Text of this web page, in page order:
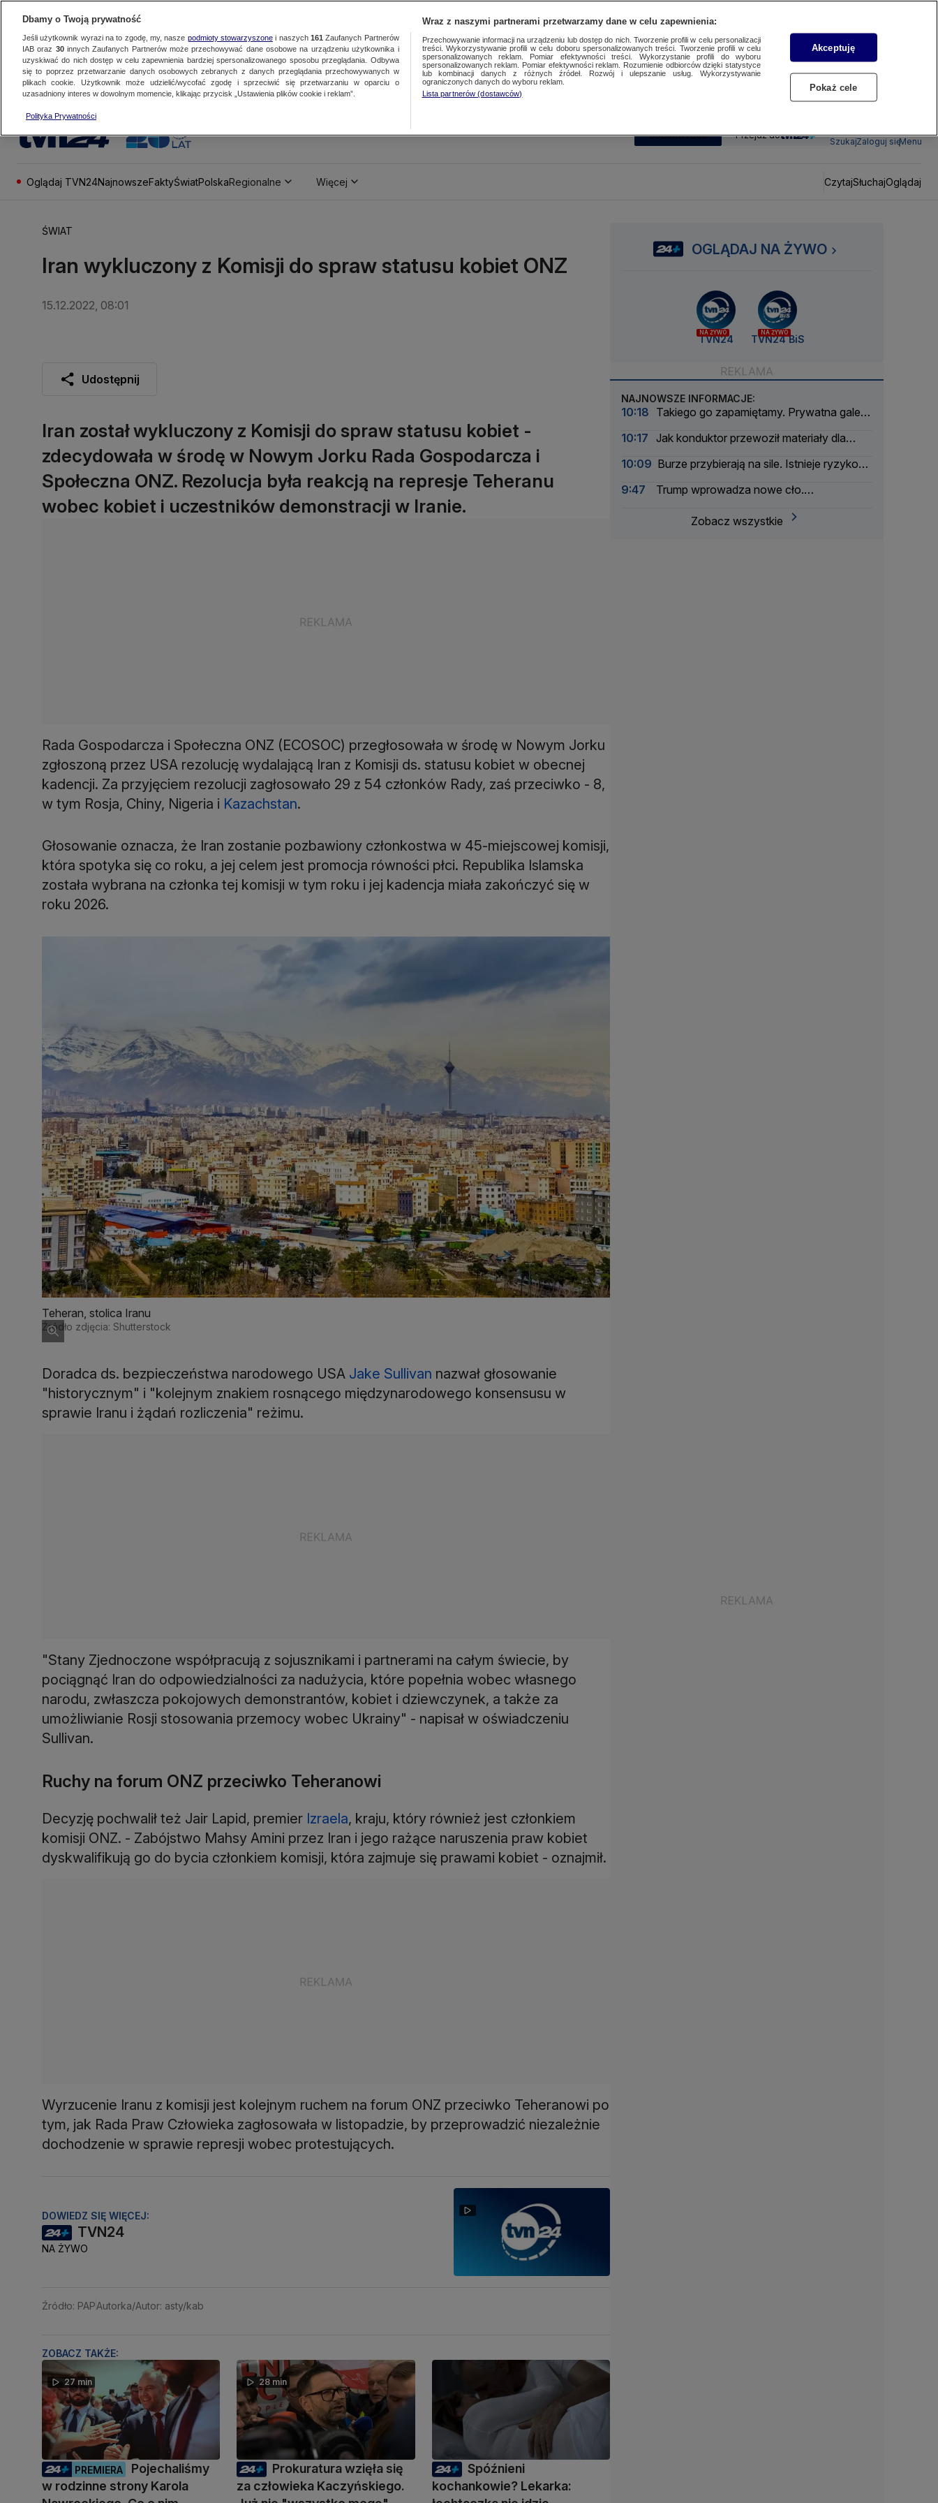
SUBSKRYBUJ Przejdź do
SzukajZaloguj sięMenu
Oglądaj TVN24NajnowszeFaktyŚwiatPolskaRegionalne Więcej CzytajSłuchajOglądaj
ŚWIAT
Iran wykluczony z Komisji do spraw statusu kobiet ONZ
15.12.2022, 08:01
Udostępnij
Iran został wykluczony z Komisji do spraw statusu kobiet -
zdecydowała w środę w Nowym Jorku Rada Gospodarcza i
Społeczna ONZ. Rezolucja była reakcją na represje Teheranu
wobec kobiet i uczestników demonstracji w Iranie.
Rada Gospodarcza i Społeczna ONZ (ECOSOC) przegłosowała w środę w Nowym Jorku
zgłoszoną przez USA rezolucję wydalającą Iran z Komisji ds. statusu kobiet w obecnej
kadencji. Za przyjęciem rezolucji zagłosowało 29 z 54 członków Rady, zaś przeciwko - 8,
w tym Rosja, Chiny, Nigeria i Kazachstan.
Głosowanie oznacza, że Iran zostanie pozbawiony członkostwa w 45-miejscowej komisji,
która spotyka się co roku, a jej celem jest promocja równości płci. Republika Islamska
została wybrana na członka tej komisji w tym roku i jej kadencja miała zakończyć się w
roku 2026.
Teheran, stolica Iranu
Źródło zdjęcia: Shutterstock
Doradca ds. bezpieczeństwa narodowego USA Jake Sullivan nazwał głosowanie
"historycznym" i "kolejnym znakiem rosnącego międzynarodowego konsensusu w
sprawie Iranu i żądań rozliczenia" reżimu.
"Stany Zjednoczone współpracują z sojusznikami i partnerami na całym świecie, by
pociągnąć Iran do odpowiedzialności za nadużycia, które popełnia wobec własnego
narodu, zwłaszcza pokojowych demonstrantów, kobiet i dziewczynek, a także za
umożliwianie Rosji stosowania przemocy wobec Ukrainy" - napisał w oświadczeniu
Sullivan.
Ruchy na forum ONZ przeciwko Teheranowi
Decyzję pochwalił też Jair Lapid, premier Izraela, kraju, który również jest członkiem
komisji ONZ. - Zabójstwo Mahsy Amini przez Iran i jego rażące naruszenia praw kobiet
dyskwalifikują go do bycia członkiem komisji, która zajmuje się prawami kobiet - oznajmił.
Wyrzucenie Iranu z komisji jest kolejnym ruchem na forum ONZ przeciwko Teheranowi po
tym, jak Rada Praw Człowieka zagłosowała w listopadzie, by przeprowadzić niezależnie
dochodzenie w sprawie represji wobec protestujących.
DOWIEDZ SIĘ WIĘCEJ:
TVN24
NA ŻYWO
Źródło: PAPAutorka/Autor: asty/kab
ZOBACZ TAKŻE:
27 min
PREMIERA
Pojechaliśmy
w rodzinne strony Karola
28 min
Prokuratura wzięła się
za człowieka Kaczyńskiego.
Spóźnieni
kochankowie? Lekarka:
OGLĄDAJ NA ŻYWO
NA ŻYWO
TVN24
NA ŻYWO
TVN24 BiS
NAJNOWSZE INFORMACJE:
10:18 Takiego go zapamiętamy. Prywatna galeria
10:17 Jak konduktor przewoził materiały dla
TVN24
10:09 Burze przybierają na sile. Istnieje ryzyko
9:47
Trump wprowadza nowe cło.
Zobacz wszystkie
Dbamy o Twoją prywatność
Jeśli użytkownik wyrazi na to zgodę, my, nasze podmioty stowarzyszonei naszych 161 Zaufanych Partnerów
IAB oraz 30innych Zaufanych Partnerów może przechowywać dane osobowe na urządzeniu użytkownika i
uzyskiwać do nich dostęp w celu zapewnienia bardziej spersonalizowanego sposobu przeglądania. Odbywa
się to poprzez przetwarzanie danych osobowych zebranych z danych przeglądania przechowywanych w
plikach cookie. Użytkownik może udzielić/wycofać zgodę i sprzeciwić się przetwarzaniu w oparciu o
uzasadniony interes w dowolnym momencie, klikając przycisk „Ustawienia plików cookie i reklam”.
Polityka Prywatności
Wraz z naszymi partnerami przetwarzamy dane w celu zapewnienia:
Przechowywanie informacji na urządzeniu lub dostęp do nich. Tworzenie profili w celu personalizacji
treści. Wykorzystywanie profili w celu doboru spersonalizowanych treści. Tworzenie profili w celu
spersonalizowanych reklam. Pomiar efektywności treści. Wykorzystanie profili do wyboru
spersonalizowanych reklam. Pomiar efektywności reklam. Rozumienie odbiorców dzięki statystyce
lub kombinacji danych z różnych źródeł. Rozwój i ulepszanie usług. Wykorzystywanie
ograniczonych danych do wyboru reklam.
Lista partnerów (dostawców)
Akceptuję
Pokaż cele